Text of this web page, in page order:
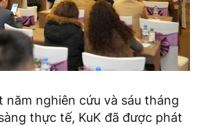
năm nghiên cứu và sáu tháng
thực tế, KuK đã được phát